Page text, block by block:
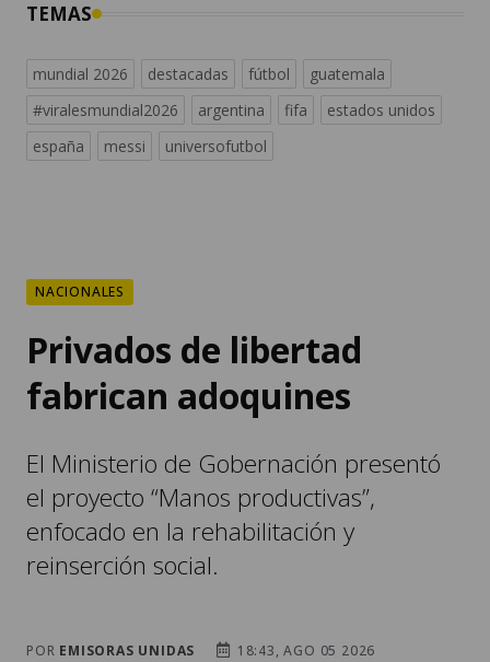
TEMAS
mundial 2026 destacadas fútbol
guatemala
#viralesmundial2026
argentina fifa
estados unidos
españa
messi universofutbol
NACIONALES
Privados de libertad
fabrican adoquines
El Ministerio de Gobernación presentó
el proyecto “Manos productivas”,
enfocado en la rehabilitación y
reinserción social.
POR EMISORAS UNIDAS
18:43, AGO 05 2026